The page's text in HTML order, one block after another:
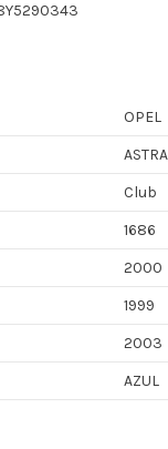
OPEL
Club
1686
2000
1999
2003
AZUL